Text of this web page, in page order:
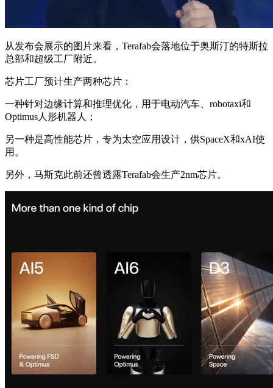
从发布会展示的图片来看，Terafab会落地位于奥斯汀的特斯拉
总部和超级工厂附近。
芯片工厂预计生产两种芯片：
一种针对边缘计算和推理优化，用于电动汽车、robotaxi和
Optimus人形机器人；
另一种是高性能芯片，专为太空应用设计，供SpaceX和xAI使
用。
另外，马斯克此前还曾透露Terafab会生产2nm芯片。